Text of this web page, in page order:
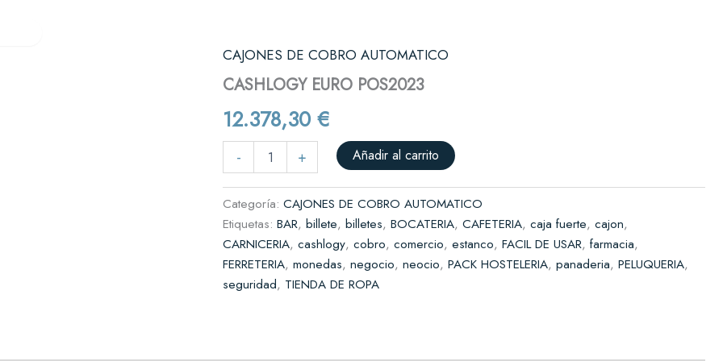
CAJONES DE COBRO AUTOMATICO
CASHLOGY EURO POS2023
12.378,30 €
-
CASHLOGY
POS2023
+ Añadir al carrito
Categoría: CAJONES DE COBRO AUTOMATICO
Etiquetas: BAR, billete, billetes, BOCATERIA, CAFETERIA, caja fuerte, cajon,
CARNICERIA, cashlogy, cobro, comercio, estanco, FACIL DE USAR, farmacia,
FERRETERIA, monedas, negocio, neocio, PACK HOSTELERIA, panaderia, PELUQUERIA,
seguridad, TIENDA DE ROPA